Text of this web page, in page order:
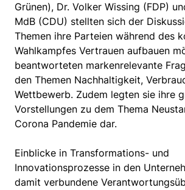
Grünen), Dr. Volker Wissing (FDP)
MdB (CDU) stellten sich der
Themen ihre Parteien während des
Wahlkampfes Vertrauen aufbauen
beantworteten markenrelevante
den Themen Nachhaltigkeit,
Wettbewerb. Zudem legten sie ihre
Vorstellungen zu dem Thema
Corona Pandemie dar.
Einblicke in Transformations- und
Innovationsprozesse in den
damit verbundene